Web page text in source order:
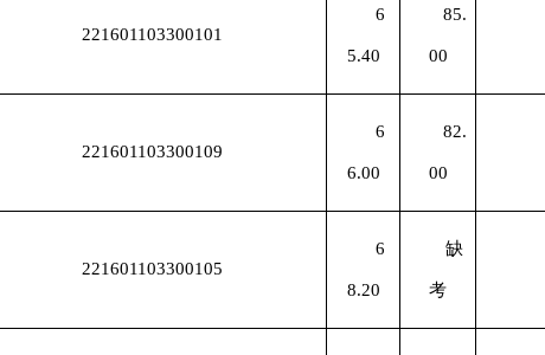
221601103300101
6
5.40
85.
00
221601103300109
6
6.00
82.
00
221601103300105
6
8.20
缺
考